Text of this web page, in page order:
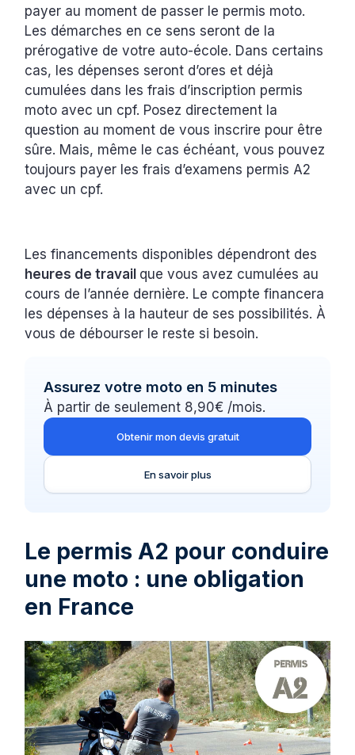
payer au moment de passer le permis moto.
Les démarches en ce sens seront de la
prérogative de votre auto-école. Dans certains
cas, les dépenses seront d’ores et déjà
cumulées dans les frais d’inscription permis
moto avec un cpf. Posez directement la
question au moment de vous inscrire pour être
sûre. Mais, même le cas échéant, vous pouvez
toujours payer les frais d’examens permis A2
avec un cpf.
Les financements disponibles dépendront des
heures de travail que vous avez cumulées au
cours de l’année dernière. Le compte financera
les dépenses à la hauteur de ses possibilités. À
vous de débourser le reste si besoin.
Assurez votre moto en 5 minutes
À partir de seulement 8,90€ /mois.
Obtenir mon devis gratuit
En savoir plus
Le permis A2 pour conduire
une moto : une obligation
en France